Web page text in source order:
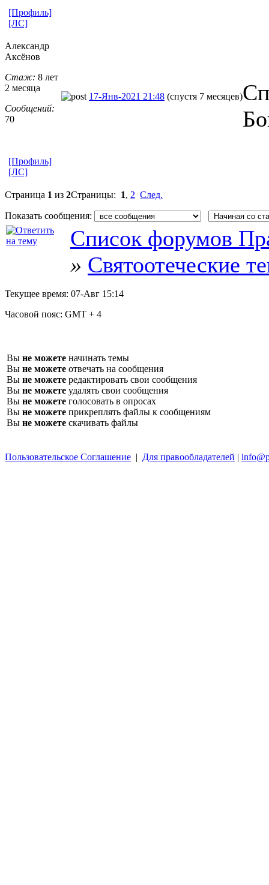
[Профиль]
[ЛС]
Александр
Аксёнов
Стаж: 8 лет
2 месяца
Сообщений:
70
17-Янв-2021 21:48 (спустя 7 месяцев)
[Профиль]
[ЛС]
Страница 1 из 2Страницы: 1, 2 След.
Показать сообщения:
Список форумов
» Святоотеческие
Текущее время: 07-Авг 15:14
Часовой пояс: GMT + 4
Вы не можете начинать темы
Вы не можете отвечать на сообщения
Вы не можете редактировать свои сообщения
Вы не можете удалять свои сообщения
Вы не можете голосовать в опросах
Вы не можете прикреплять файлы к сообщениям
Вы не можете скачивать файлы
Пользовательское Соглашение | Для правообладателей |